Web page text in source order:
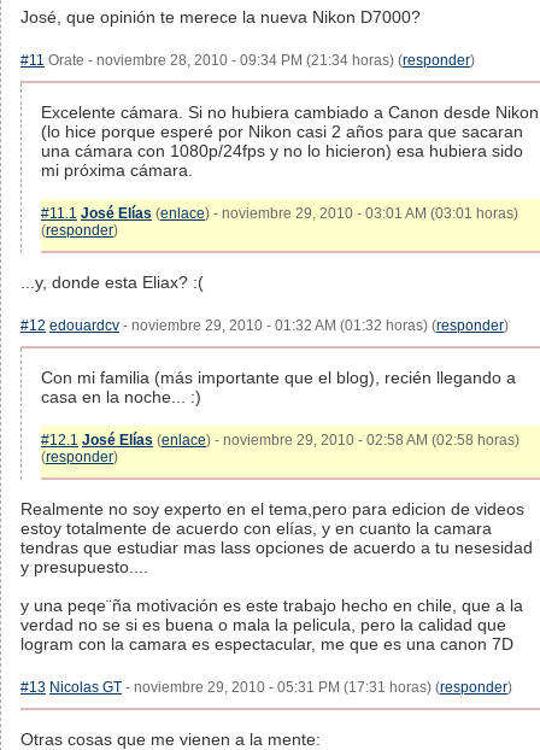
José, que opinión te merece la nueva Nikon D7000?
#11 Orate - noviembre 28, 2010 - 09:34 PM (21:34 horas) (responder)
Excelente cámara. Si no hubiera cambiado a Canon desde Nikon
(lo hice porque esperé por Nikon casi 2 años para que sacaran
una cámara con 1080p/24fps y no lo hicieron) esa hubiera sido
mi próxima cámara.
#11.1 José Elías (enlace) - noviembre 29, 2010 - 03:01 AM (03:01 horas)
(responder)
...y, donde esta Eliax? :(
#12 edouardcv - noviembre 29, 2010 - 01:32 AM (01:32 horas) (responder)
Con mi familia (más importante que el blog), recién llegando a
casa en la noche... :)
#12.1 José Elías (enlace) - noviembre 29, 2010 - 02:58 AM (02:58 horas)
(responder)
Realmente no soy experto en el tema,pero para edicion de videos
estoy totalmente de acuerdo con elías, y en cuanto la camara
tendras que estudiar mas lass opciones de acuerdo a tu nesesidad
y presupuesto....
y una peqe¨ña motivación es este trabajo hecho en chile, que a la
verdad no se si es buena o mala la pelicula, pero la calidad que
logram con la camara es espectacular, me que es una canon 7D
#13 Nicolas GT - noviembre 29, 2010 - 05:31 PM (17:31 horas) (responder)
Otras cosas que me vienen a la mente: